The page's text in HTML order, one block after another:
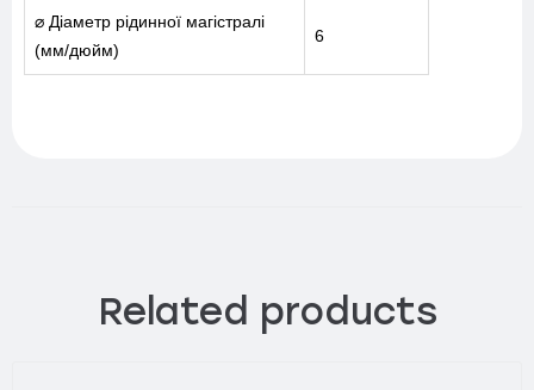
⌀ Діаметр рідинної магістралі
(мм/дюйм)
6
Related products